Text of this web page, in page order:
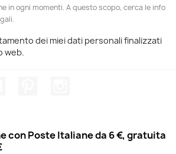
in ogni momenti. A questo scopo, cerca le info
dei miei dati personali finalizzati
web.
con Poste Italiane da 6 €, gratuita